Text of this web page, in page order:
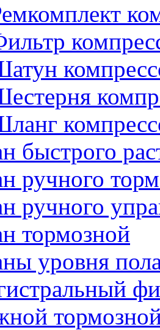
быстрого
ручного
ручного
тормозной
уровня